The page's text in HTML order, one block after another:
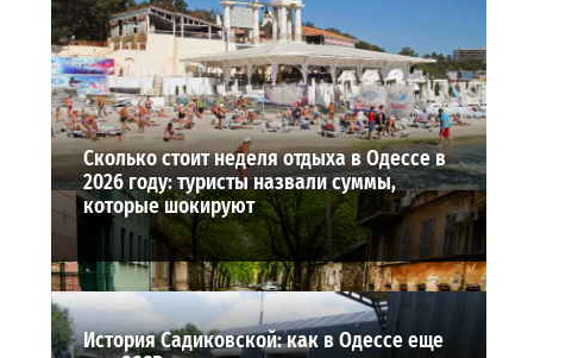
28-07-2026 в 17:51
ВИБОР РЕДАКЦИИ
Сколько стоит неделя отдыха в Одессе в
2026 году: туристы назвали суммы,
которые шокируют
История Садиковской: как в Одессе еще